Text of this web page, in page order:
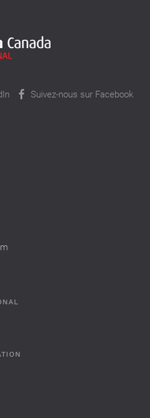
Suivez-nous sur Facebook